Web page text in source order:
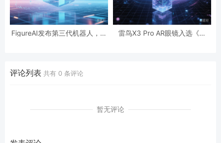
FigureAI发布第三代机器人，演
雷鸟X3 Pro AR眼镜入选《时
评论列表 共有 0 条评论
暂无评论